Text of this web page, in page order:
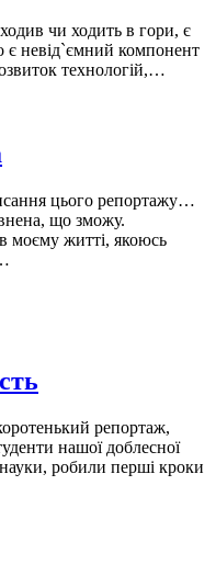
чи ходить в гори, є
є невід`ємний компонент
технологій,…
цього репортажу…
що зможу.
моєму житті, якоюсь
репортаж,
нашої доблесної
робили перші кроки